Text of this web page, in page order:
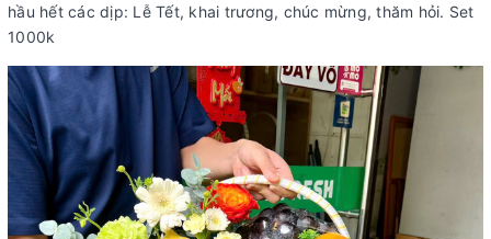
hầu hết các dịp: Lễ Tết, khai trương, chúc mừng, thăm hỏi. Set
1000k